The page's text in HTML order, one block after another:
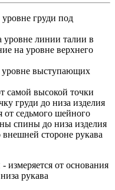
уровне груди под
уровне линии талии в
на уровне верхнего
уровне выступающих
самой высокой точки
груди до низа изделия
от седьмого шейного
спины до низа изделия
внешней стороне рукава
- измеряется от основания
рукава